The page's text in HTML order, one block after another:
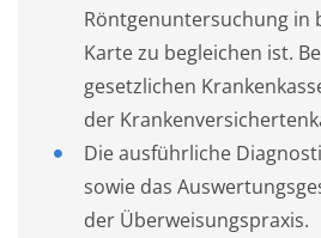
Röntgenuntersuchung in
Karte zu begleichen ist.
gesetzlichen
der
Die ausführliche
sowie das
der Überweisungspraxis.